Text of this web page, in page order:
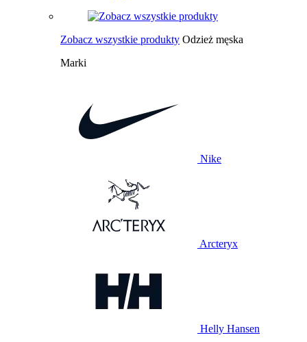
Zobacz wszystkie produkty Odzież męska
Marki
Nike
Arcteryx
Helly Hansen